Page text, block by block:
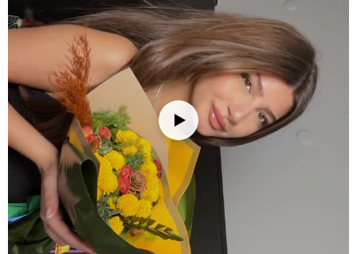
Beyaz Papatya:Sadeliğin ve içtenliğin simgesi olan bembeyaz
papatyalar, buketin ferah ve neşeli karakterini oluşturan ana
Hüsnüyusuf:Canlı mor ve pembe kümeli çiçekleriyle hüsnüyusuf,
buketin renk paletine sıcak ve romantik bir derinlik katar.
Ruskos:Parlak ve dayanıklı yeşil yapraklarıyla ruskos, çiçekleri
çerçeveleyerek kompozisyona doğal bir bütünlük sağlar.
Mirkeladus: İnce ve tüylü yeşil dokusuyla mirkeladus, buketin
hafifliğini ve zarif derinliğini artırır.
Bakım İpuçları
Çiçek buketinizi/vazonuzu eve getirdiğinizde, ambalajını açıp varsa
iplerini çözün. Çiçeklerin daha fazla su çekebilmesi için alt
yaprakları temizleyin ve saplarını 2-3 cm kadar, suyun altında
tutarak kesin. Çiçekleri yerleştireceğiniz vazoyu iyice temizleyin ve
vazoya oda sıcaklığında su doldurun; su seviyesini sapların yarısına